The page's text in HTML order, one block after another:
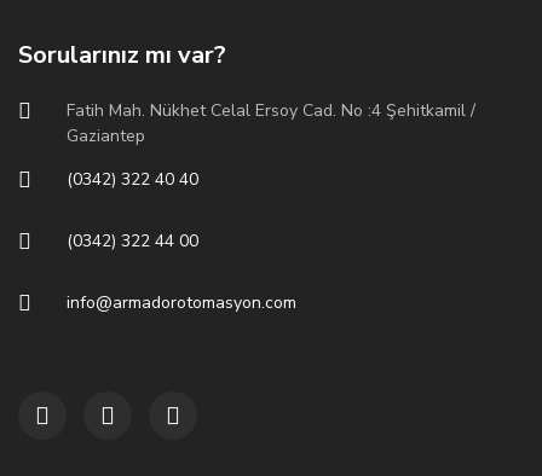
Sorularınız mı var?
Fatih Mah. Nükhet Celal Ersoy Cad. No :4 Şehitkamil /
Gaziantep
(0342) 322 40 40
(0342) 322 44 00
info@armadorotomasyon.com